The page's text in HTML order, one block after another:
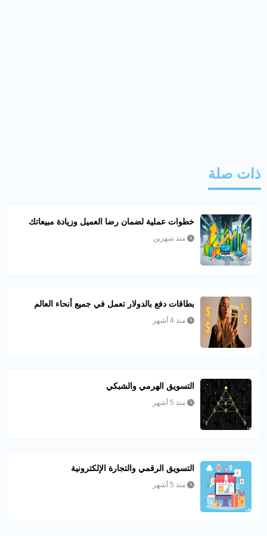
ذات صلة
خطوات عملية لضمان رضا العميل وزيادة مبيعاتك
منذ شهرين
بطاقات دفع بالدولار تعمل في جميع أنحاء العالم
منذ 4 أشهر
التسويق الهرمي والشبكي
منذ 5 أشهر
التسويق الرقمي والتجارة الإلكترونية
منذ 5 أشهر